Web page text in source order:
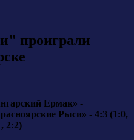
проиграли
Ермак» -
Рыси» - 4:3 (1:0,
2:2)